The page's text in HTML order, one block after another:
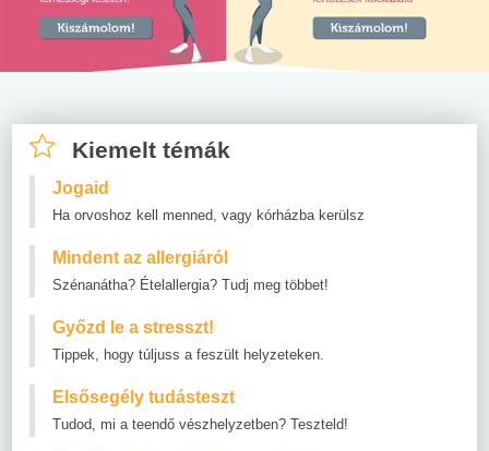
Kiemelt témák
Jogaid
Ha orvoshoz kell menned, vagy kórházba kerülsz
Mindent az allergiáról
Szénanátha? Ételallergia? Tudj meg többet!
Győzd le a stresszt!
Tippek, hogy túljuss a feszült helyzeteken.
Elsősegély tudásteszt
Tudod, mi a teendő vészhelyzetben? Teszteld!